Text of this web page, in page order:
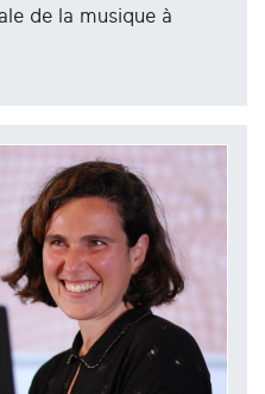
de la musique à